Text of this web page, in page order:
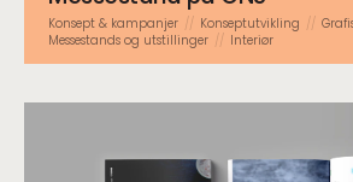
Konsept & kampanjer Konsept­utvikling
Messestands og utstillinger
Interiør